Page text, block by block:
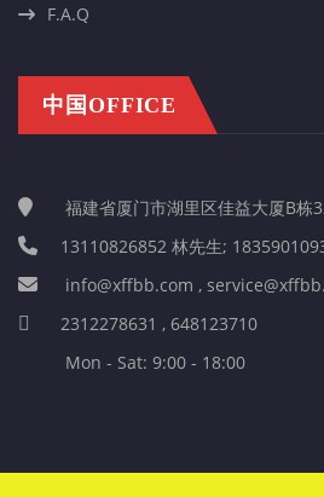
F.A.Q
中国OFFICE
福建省厦门市湖里区佳益大厦B栋
13110826852 林先生;
info@xffbb.com ,
2312278631 , 648123710
Mon - Sat: 9:00 - 18:00